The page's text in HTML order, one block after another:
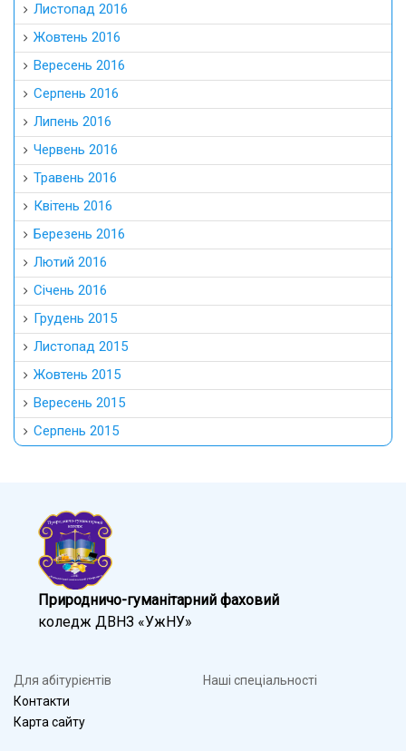
Листопад 2016
Жовтень 2016
Вересень 2016
Серпень 2016
Липень 2016
Червень 2016
Травень 2016
Квітень 2016
Березень 2016
Лютий 2016
Січень 2016
Грудень 2015
Листопад 2015
Жовтень 2015
Вересень 2015
Серпень 2015
Природничо-гуманітарний фаховий
коледж ДВНЗ «УжНУ»
Для абітурієнтів
Контакти
Карта сайту
Наші спеціальності